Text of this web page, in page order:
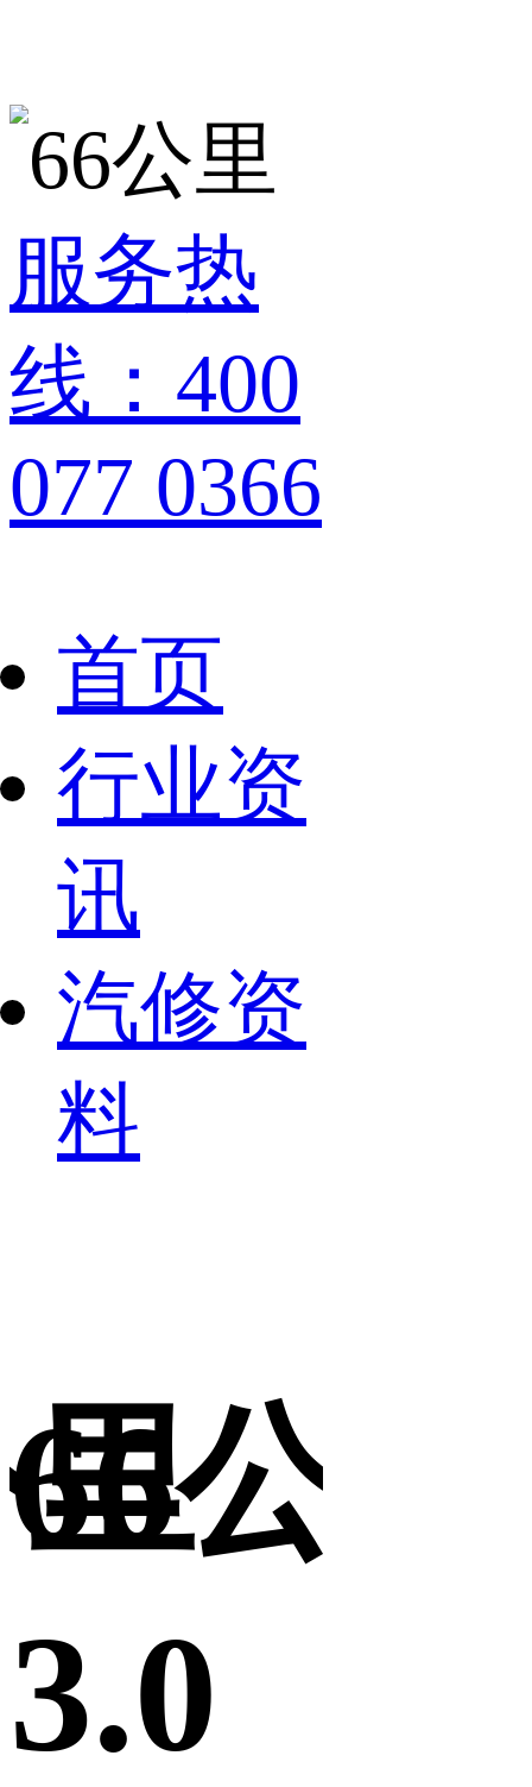
服务热
线：400
077 0366
首页
行业资
讯
汽修资
料
66公里
3.0